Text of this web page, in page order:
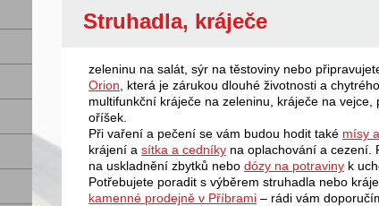
Struhadla, kráječe
zeleninu na salát, sýr na těstoviny nebo
Orion , která je zárukou dlouhé životnosti a
multifunkční kráječe na zeleninu, kráječe na
oříšek.
Při vaření a pečení se vám budou hodit také mísy
krájení a sítka a cedníky na oplachování a cezení.
na uskladnění zbytků nebo dózy na potraviny k
Potřebujete poradit s výběrem struhadla nebo
kamenné prodejně v Příbrami – rádi vám